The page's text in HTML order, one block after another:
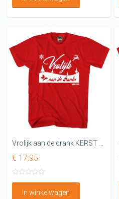
€ 17,95
In winkelwagen